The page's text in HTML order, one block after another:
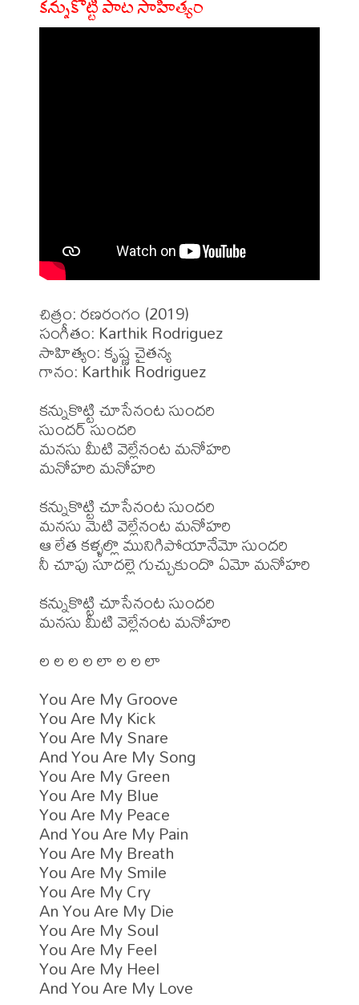
చిత్రం: రణరంగం (2019)
సంగీతం: Karthik Rodriguez
సాహిత్యం: కృష్ణ చైతన్య
గానం: Karthik Rodriguez
కన్నుకొట్టి చూసేనంట సుందరి
సుందర్ సుందరి
మనసు మీటి వెల్లేనంట మనోహరి
మనోహరి మనోహరి
కన్నుకొట్టి చూసేనంట సుందరి
మనసు మెటి వెల్లేనంట మనోహరి
ఆ లేత కళ్ళల్లొ మునిగిపోయానేమో సుందరి
నీ చూపు సూదల్లె గుచ్చుకుందొ ఏమో మనోహరి
కన్నుకొట్టి చూసేనంట సుందరి
మనసు మీటి వెల్లేనంట మనోహరి
ల ల ల ల లా ల ల లా
You Are My Groove
You Are My Kick
You Are My Snare
And You Are My Song
You Are My Green
You Are My Blue
You Are My Peace
And You Are My Pain
You Are My Breath
You Are My Smile
You Are My Cry
An You Are My Die
You Are My Soul
You Are My Feel
You Are My Heel
And You Are My Love